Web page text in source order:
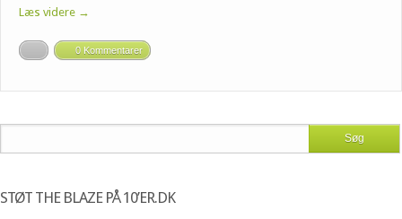
Læs videre →
0 Kommentarer
STØT THE BLAZE PÅ 10’ER.DK